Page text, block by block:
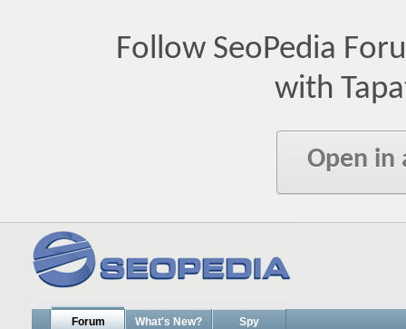
Follow SeoPedia
with
Open in
Forum What's New? Spy